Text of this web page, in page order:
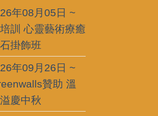
年08月05日 ~
訓 心靈藝術療癒
掛飾班
年09月26日 ~
贊助 溫
慶中秋